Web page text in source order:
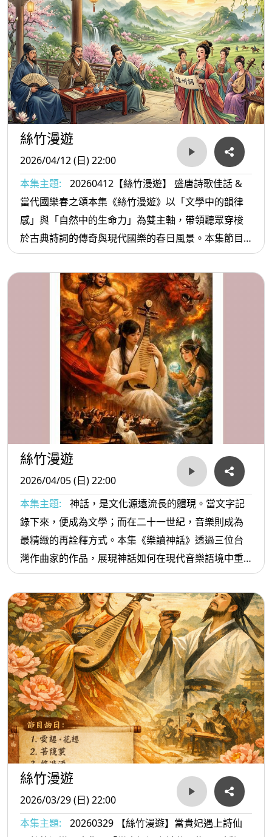
傳奇不僅被收錄於《孟子》典故，更成為千百年來藝
術創作的靈感泉源。
絲竹漫遊
2026/04/12 (日) 22:00
本集主題:
20260412【絲竹漫遊】 盛唐詩歌佳話 &
當代國樂春之頌本集《絲竹漫遊》以「文學中的韻律
感」與「自然中的生命力」為雙主軸，帶領聽眾穿梭
於古典詩詞的傳奇與現代國樂的春日風景。本集節目
透過詩、書、樂的連結，不僅重現盛唐文人的風采，
也讓聽眾在動人的旋律中，共同聆聽自然的甦醒與生
命的希望。
絲竹漫遊
2026/04/05 (日) 22:00
本集主題:
神話，是文化源遠流長的體現。當文字記
錄下來，便成為文學；而在二十一世紀，音樂則成為
最精緻的再詮釋方式。本集《樂讀神話》透過三位台
灣作曲家的作品，展現神話如何在現代音樂語境中重
生，並與聽眾展開跨文化的對話。三首作品共同展現
台灣作曲家如何以不同文化資源——印度史詩、中國
古籍、原住民神話——來拓展音樂的敘事與表現力。
透過國樂編制與琵琶、古箏等樂器，他們創造出兼具
傳統與現代的音樂語言，讓神話在當代舞台上持續發
聲。《樂讀神話》邀請聽眾在音樂中重新體驗神話的
力量，感受人類文明中跨越時空的想像與信仰。1. 王
辰威：《羅摩》2. 郭岷勤：《山膏》3. 瞿春泉：《排
灣神話II 天神玩球》【Let’s listen to and enjoy】
Myths embody the deep roots of culture. Once
recorded in words, they evolve into literature, and
in the twenty‑first century, music becomes their
most refined reinterpretation. in this episode,
Reading Myths, presents three works inspired by
epic traditions. Wang Chen‑Wei’s Rama
絲竹漫遊
2026/03/29 (日) 22:00
本集主題:
20260329 【絲竹漫遊】當貴妃遇上詩仙